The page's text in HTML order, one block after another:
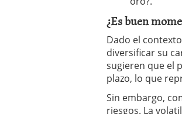
¿Es buen
Dado el
diversificar su
sugieren que el
plazo, lo que
Sin embargo,
riesgos. La